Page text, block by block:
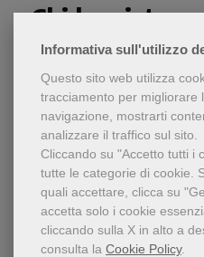
Informativa sull'utilizzo
Questo sito web utilizza
tracciamento per migliorare
navigazione, mostrarti
analizzare il traffico sul sito.
Cliccando su "Accetto tutti i
tutte le categorie di cookie.
quali accettare, clicca su
accetta solo i cookie
cliccando sulla X in alto a
consulta la Cookie Policy.
Chi ha visto
ha visto